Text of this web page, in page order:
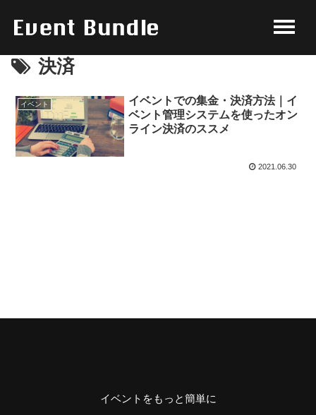
決済
イベント
イベントでの集金・決済方法｜イ
ベント管理システムを使ったオン
ライン決済のススメ
2021.06.30
イベントをもっと簡単に